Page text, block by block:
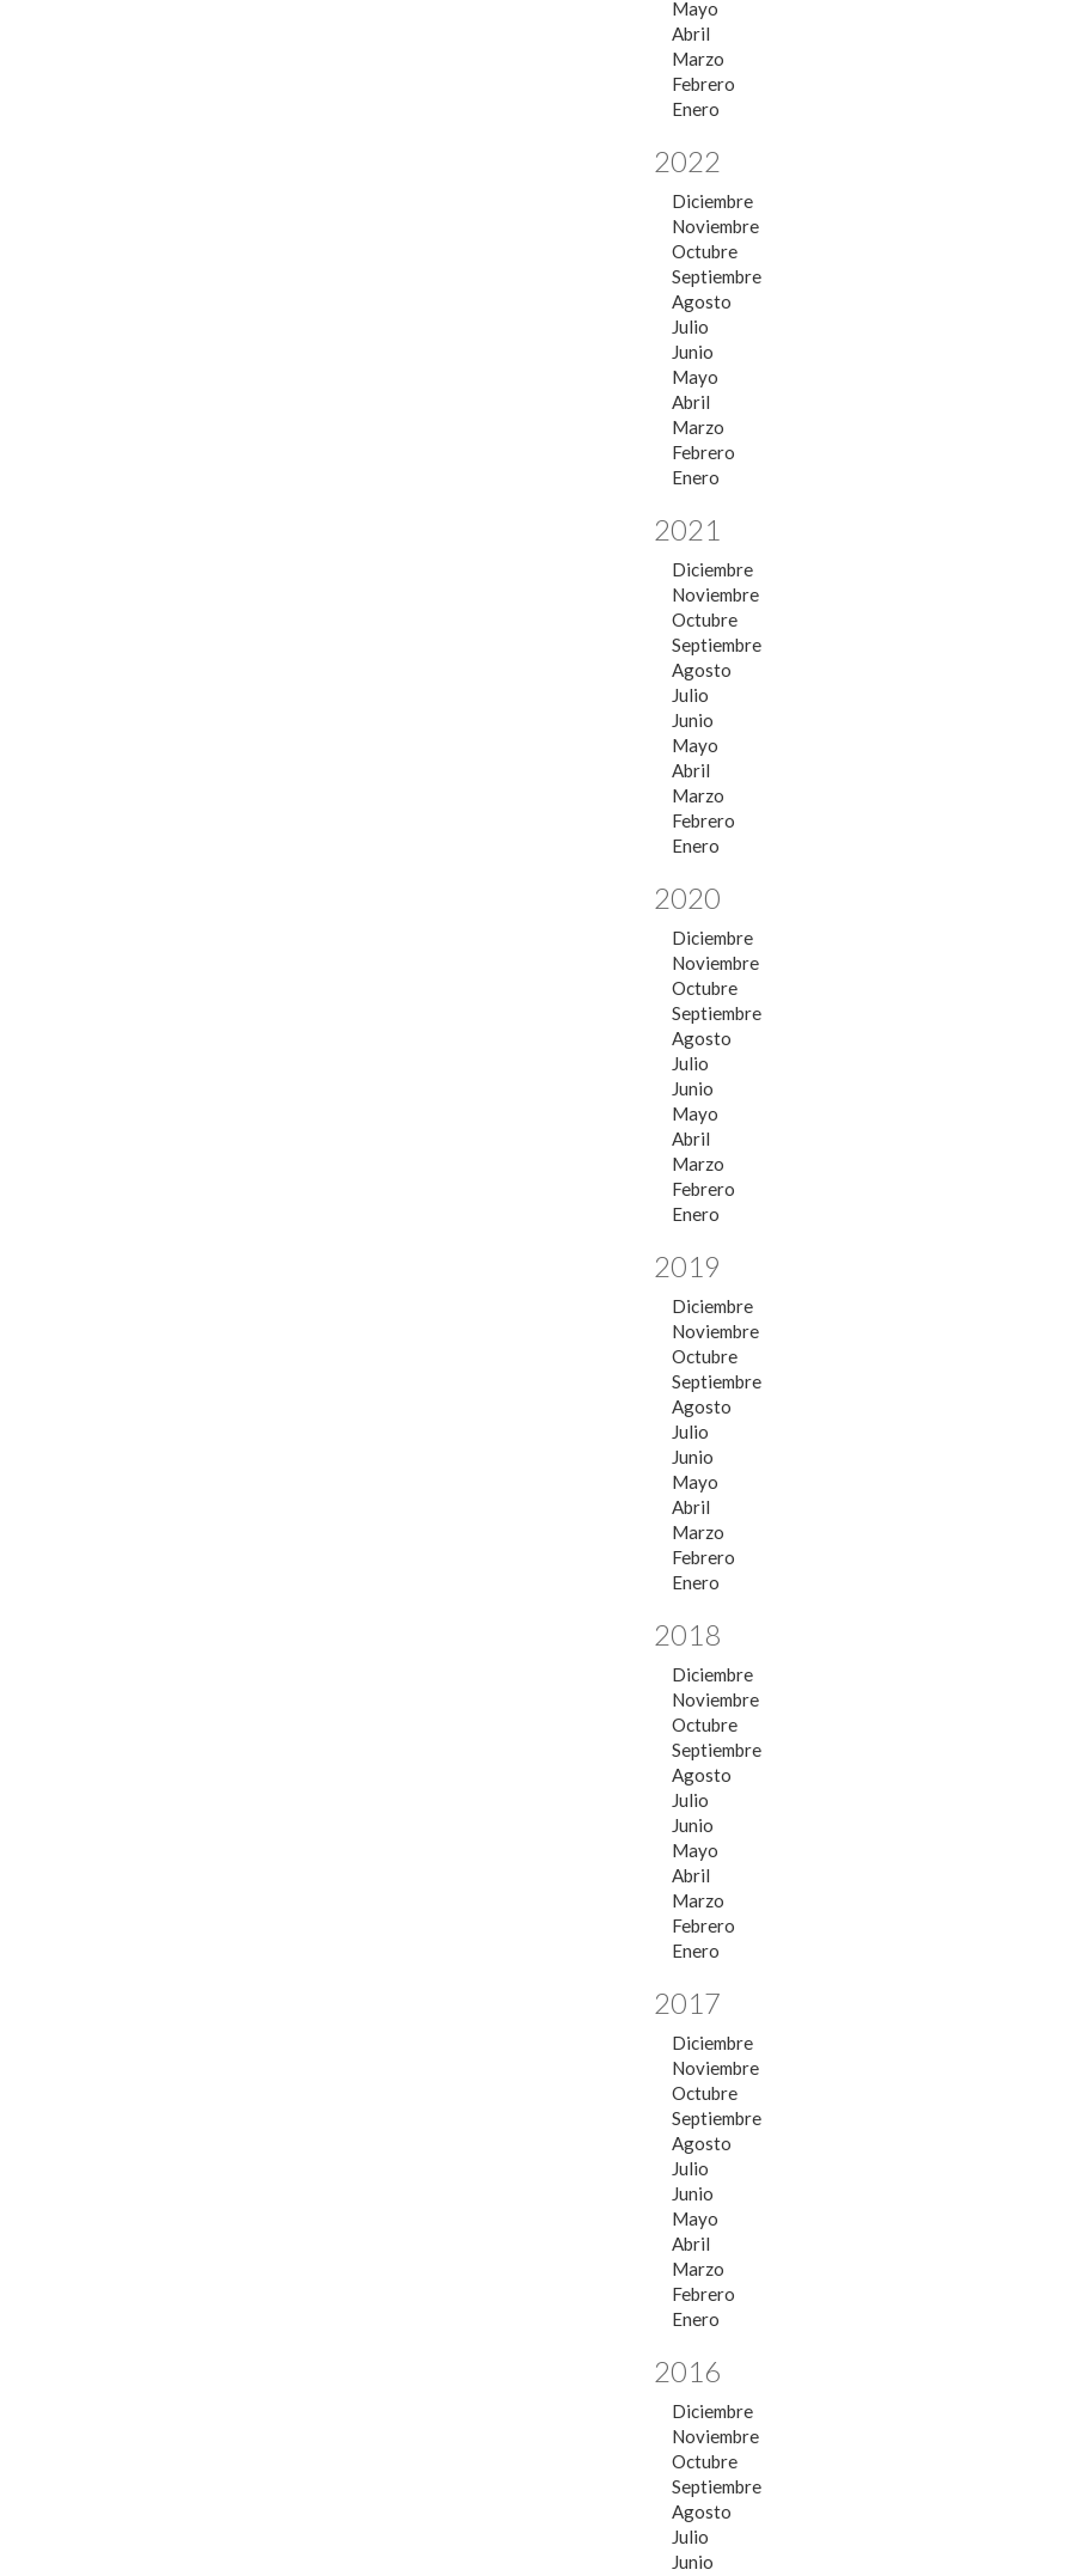
Mayo
Abril
Marzo
Febrero
Enero
2022
Diciembre
Noviembre
Octubre
Septiembre
Agosto
Julio
Junio
Mayo
Abril
Marzo
Febrero
Enero
2021
Diciembre
Noviembre
Octubre
Septiembre
Agosto
Julio
Junio
Mayo
Abril
Marzo
Febrero
Enero
2020
Diciembre
Noviembre
Octubre
Septiembre
Agosto
Julio
Junio
Mayo
Abril
Marzo
Febrero
Enero
2019
Diciembre
Noviembre
Octubre
Septiembre
Agosto
Julio
Junio
Mayo
Abril
Marzo
Febrero
Enero
2018
Diciembre
Noviembre
Octubre
Septiembre
Agosto
Julio
Junio
Mayo
Abril
Marzo
Febrero
Enero
2017
Diciembre
Noviembre
Octubre
Septiembre
Agosto
Julio
Junio
Mayo
Abril
Marzo
Febrero
Enero
2016
Diciembre
Noviembre
Octubre
Septiembre
Agosto
Julio
Junio